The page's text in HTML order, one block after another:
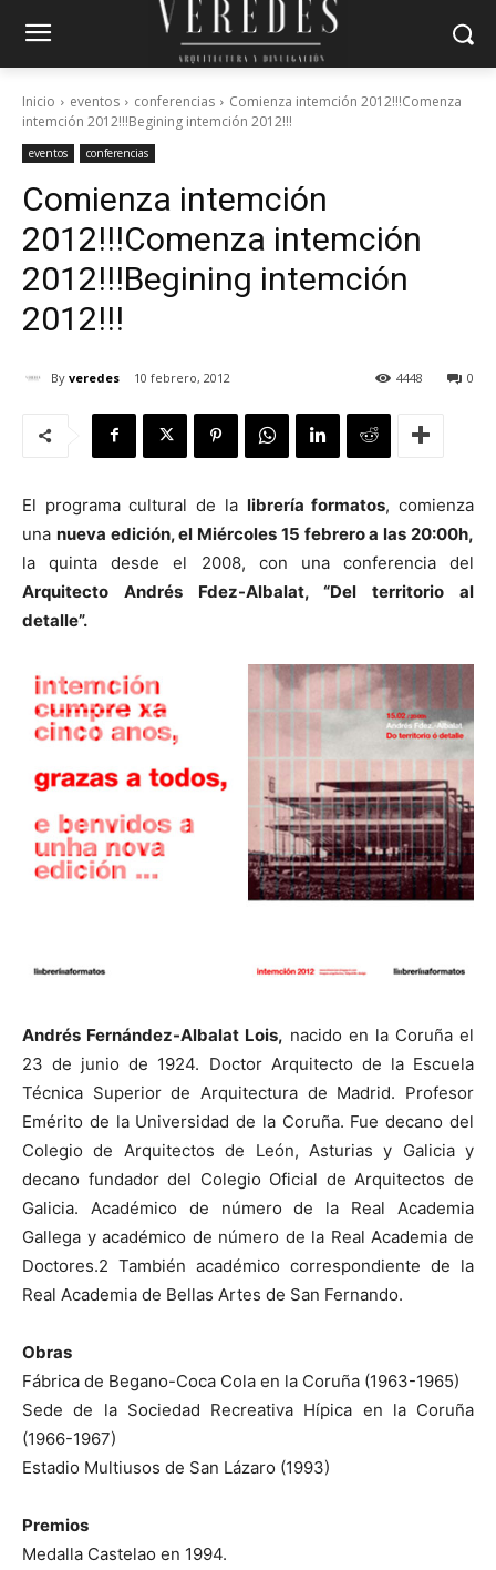
Inicio eventos conferencias
Comienza intemción 2012!!!Comenza
intemción 2012!!!Begining intemción 2012!!!
eventos conferencias
Comienza intemción
2012!!!Comenza intemción
2012!!!Begining intemción
2012!!!
By veredes 10 febrero, 2012 0
4448
El programa cultural de la librería formatos, comienza
una nueva edición, el Miércoles 15 febrero a las 20:00h,
la quinta desde el 2008, con una conferencia del
Arquitecto Andrés Fdez-Albalat, “Del territorio al
detalle”.
Andrés Fernández-Albalat Lois, nacido en la Coruña el
23 de junio de 1924. Doctor Arquitecto de la Escuela
Técnica Superior de Arquitectura de Madrid. Profesor
Emérito de la Universidad de la Coruña. Fue decano del
Colegio de Arquitectos de León, Asturias y Galicia y
decano fundador del Colegio Oficial de Arquitectos de
Galicia. Académico de número de la Real Academia
Gallega y académico de número de la Real Academia de
Doctores.2 También académico correspondiente de la
Real Academia de Bellas Artes de San Fernando.
Obras
Fábrica de Begano-Coca Cola en la Coruña (1963-1965)
Sede de la Sociedad Recreativa Hípica en la Coruña
(1966-1967)
Estadio Multiusos de San Lázaro (1993)
Premios
Medalla Castelao en 1994.